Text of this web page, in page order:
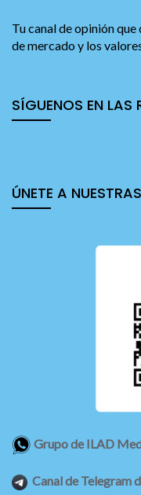
Tu canal de opinión
de mercado y los
SÍGUENOS EN LAS
ÚNETE A
Grupo de ILAD
Canal de Telegram